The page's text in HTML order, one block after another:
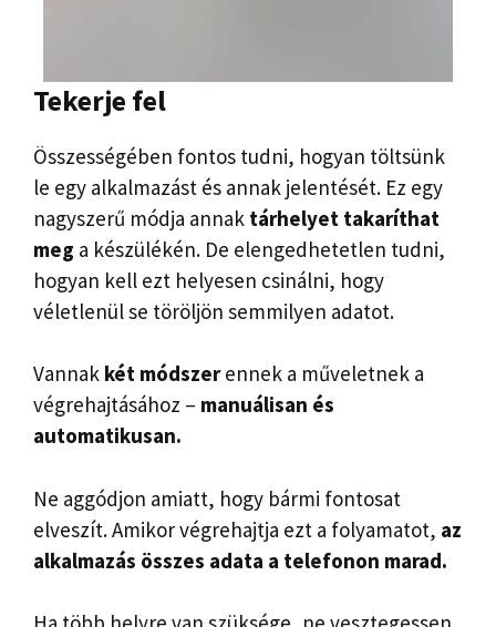
Tekerje fel
Összességében fontos tudni, hogyan töltsünk
le egy alkalmazást és annak jelentését. Ez egy
nagyszerű módja annak tárhelyet takaríthat
meg a készülékén. De elengedhetetlen tudni,
hogyan kell ezt helyesen csinálni, hogy
véletlenül se töröljön semmilyen adatot.
Vannak két módszerennek a műveletnek a
végrehajtásához – manuálisan és
automatikusan.
Ne aggódjon amiatt, hogy bármi fontosat
elveszít. Amikor végrehajtja ezt a folyamatot, az
alkalmazás összes adata a telefonon marad.